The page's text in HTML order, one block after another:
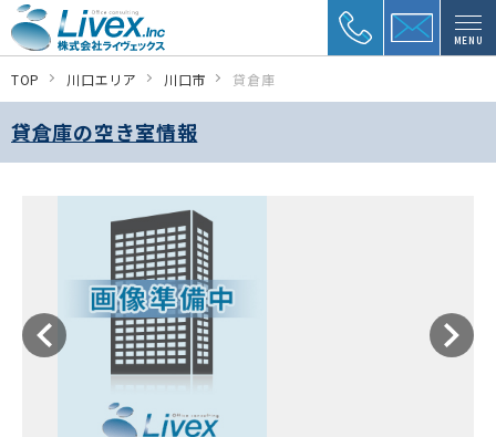
MENU
TOP 川口エリア 川口市 貸倉庫
貸倉庫の空き室情報